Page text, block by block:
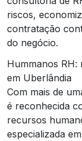
riscos,
contratação
do negócio.
Hummanos
em Uberlândia
Com mais de
é reconhecida
recursos
especializada